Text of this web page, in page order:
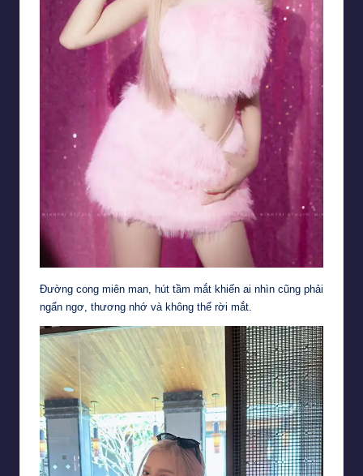
Đường cong miên man, hút tầm mắt khiến ai nhìn cũng phải
ngẩn ngơ, thương nhớ và không thể rời mắt.